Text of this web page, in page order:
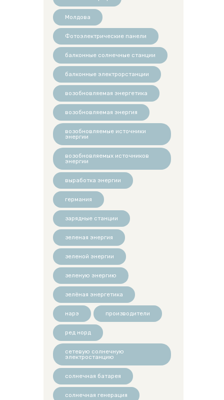
Молдова
Фотоэлектрические панели
балконные солнечные станции
балконные электрорстанции
возобновляемая энергетика
возобновляемая энергия
возобновляемые источники
энергии
возобновляемых источников
энергии
выработка энергии
германия
зарядные станции
зеленая энергия
зеленой энергии
зеленую энергию
зелёная энергетика
нарэ производители
ред норд
сетевую солнечную
электростанцию
солнечная батарея
солнечная генерация